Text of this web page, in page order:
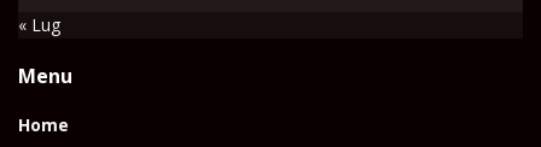
« Lug
Menu
Home